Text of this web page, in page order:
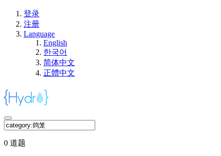
登录
注册
Language
English
한국어
简体中文
正體中文
0 道题